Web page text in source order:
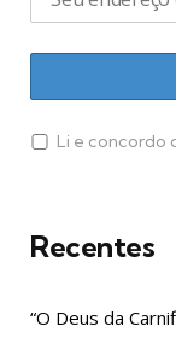
Li e concordo
Recentes
“O Deus da